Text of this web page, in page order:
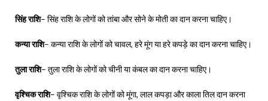
सिंह राशि– सिंह राशि के लोगों को तांबा और सोने के मोती का दान करना चाहिए।
कन्या राशि– कन्या राशि के लोगों को चावल, हरे मूंग या हरे कपड़े का दान करना चाहिए।
तुला राशि– तुला राशि के लोगों को चीनी या कंबल का दान करना चाहिए।
वृश्चिक राशि– वृश्चिक राशि के लोगों को मूंगा, लाल कपड़ा और काला तिल दान करना